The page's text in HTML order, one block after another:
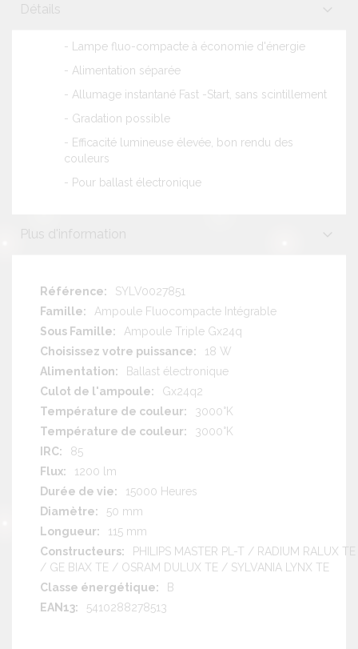
Détails
- Lampe fluo-compacte à économie d'énergie
- Alimentation séparée
- Allumage instantané Fast -Start, sans scintillement
- Gradation possible
- Efficacité lumineuse élevée, bon rendu des
couleurs
- Pour ballast électronique
Plus d'information
Plus
d'information
SYLV0027851
Ampoule Fluocompacte Intégrable
Ampoule Triple Gx24q
18 W
Ballast électronique
Gx24q2
3000°K
3000°K
85
1200 lm
15000 Heures
50 mm
115 mm
PHILIPS MASTER PL-T / RADIUM RALUX TE
/ GE BIAX TE / OSRAM DULUX TE / SYLVANIA LYNX TE
B
5410288278513